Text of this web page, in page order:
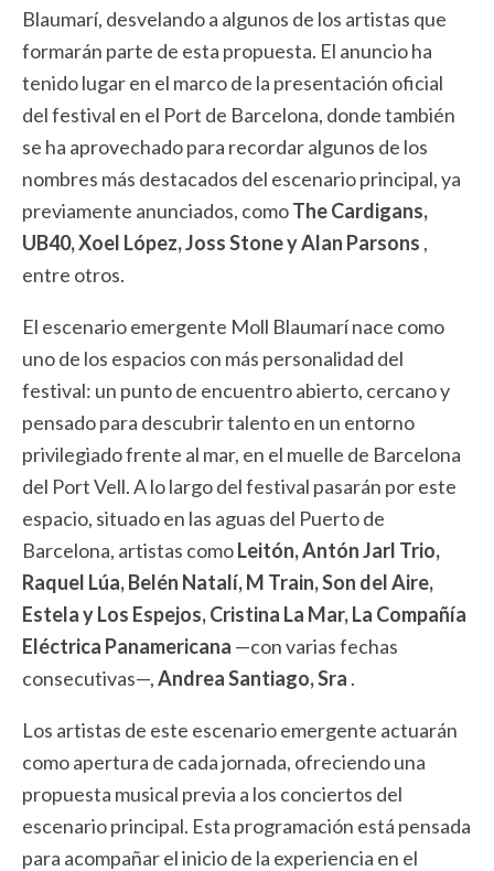
Blaumarí, desvelando a algunos de los artistas que
formarán parte de esta propuesta. El anuncio ha
tenido lugar en el marco de la presentación oficial
del festival en el Port de Barcelona, ​​donde también
se ha aprovechado para recordar algunos de los
nombres más destacados del escenario principal, ya
previamente anunciados, comoThe Cardigans,
UB40, Xoel López, Joss Stone y Alan Parsons ,
entre otros.
El escenario emergente Moll Blaumarí nace como
uno de los espacios con más personalidad del
festival: un punto de encuentro abierto, cercano y
pensado para descubrir talento en un entorno
privilegiado frente al mar, en el muelle de Barcelona
del Port Vell. A lo largo del festival pasarán por este
espacio, situado en las aguas del Puerto de
Barcelona, ​​artistas comoLeitón, Antón Jarl Trio,
Raquel Lúa, Belén Natalí, M Train, Son del Aire,
Estela y Los Espejos, Cristina La Mar, La Compañía
Eléctrica Panamericana —con varias fechas
consecutivas—,Andrea Santiago, Sra .
Los artistas de este escenario emergente actuarán
como apertura de cada jornada, ofreciendo una
propuesta musical previa a los conciertos del
escenario principal. Esta programación está pensada
para acompañar el inicio de la experiencia en el